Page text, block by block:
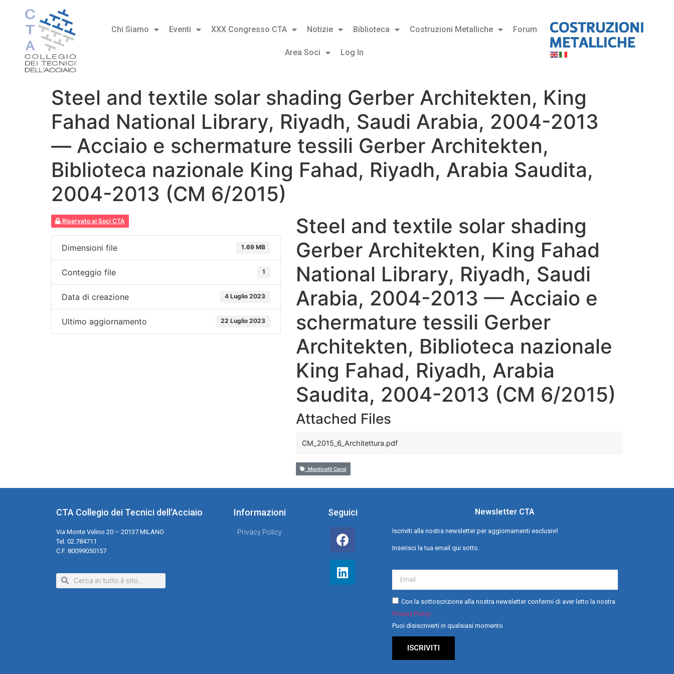
Chi Siamo Eventi XXX Congresso CTA Notizie Biblioteca Costruzioni Metalliche Forum
Area Soci Log In
Steel and textile solar shading Gerber Architekten, King
Fahad National Library, Riyadh, Saudi Arabia, 2004-2013
— Acciaio e schermature tessili Gerber Architekten,
Biblioteca nazionale King Fahad, Riyadh, Arabia Saudita,
2004-2013 (CM 6/2015)
Riservato ai Soci CTA
Dimensioni file 1.69 MB
Conteggio file 1
Data di creazione 4 Luglio 2023
Ultimo aggiornamento 22 Luglio 2023
Steel and textile solar shading
Gerber Architekten, King Fahad
National Library, Riyadh, Saudi
Arabia, 2004-2013 — Acciaio e
schermature tessili Gerber
Architekten, Biblioteca nazionale
King Fahad, Riyadh, Arabia
Saudita, 2004-2013 (CM 6/2015)
Attached Files
CM_2015_6_Architettura.pdf
Monticelli Carol
CTA Collegio dei Tecnici dell'Acciaio
Via Monte Velino 20 – 20137 MILANO
Tel. 02.784711
C.F. 80099050157
Informazioni
Privacy Policy
Seguici Newsletter CTA
Iscriviti alla nostra newsletter per aggiornamenti esclusivi!
Inserisci la tua email qui sotto.
Con la sottoscrizione alla nostra newsletter confermi di aver letto la nostra
Privacy Policy
Puoi disiscriverti in qualsiasi momento
ISCRIVITI